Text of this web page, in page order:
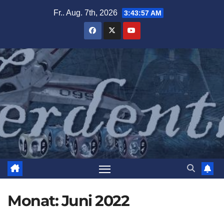
Fr.. Aug. 7th, 2026 3:43:59 AM
Monat:Juni 2022